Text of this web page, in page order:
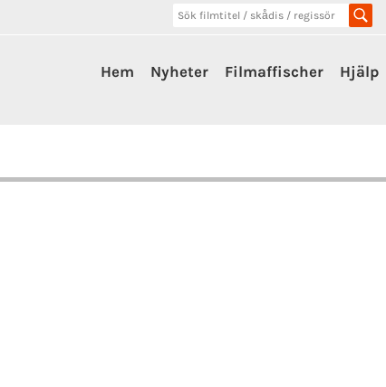
Hem Nyheter Filmaffischer Hjälp